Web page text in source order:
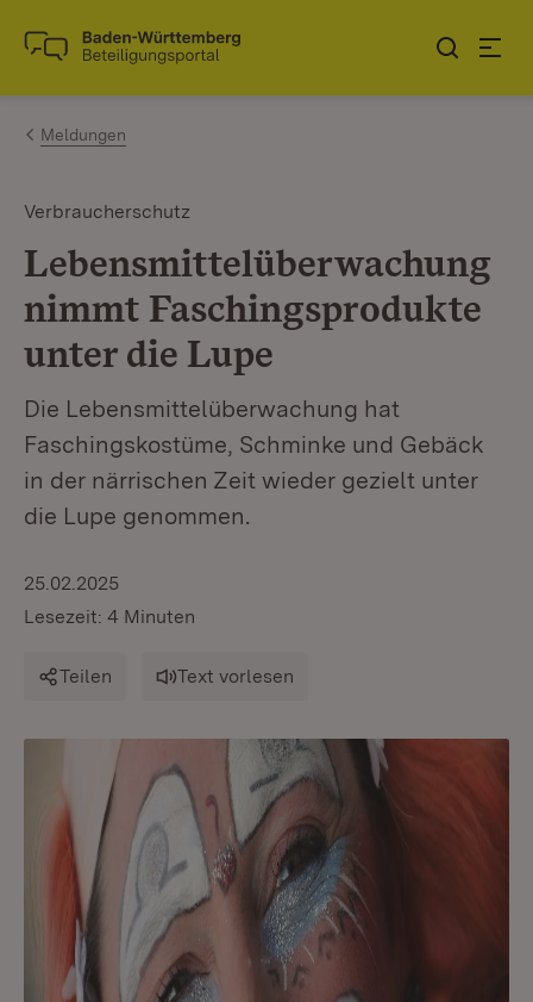
Zum Inhalt springen
Link zur Startseite
Meldungen
Verbraucherschutz
Lebensmittelüberwachung
nimmt Faschingsprodukte
unter die Lupe
Die Lebensmittelüberwachung hat
Faschingskostüme, Schminke und Gebäck
in der närrischen Zeit wieder gezielt unter
die Lupe genommen.
25.02.2025
Lesezeit: 4 Minuten
Teilen Text vorlesen